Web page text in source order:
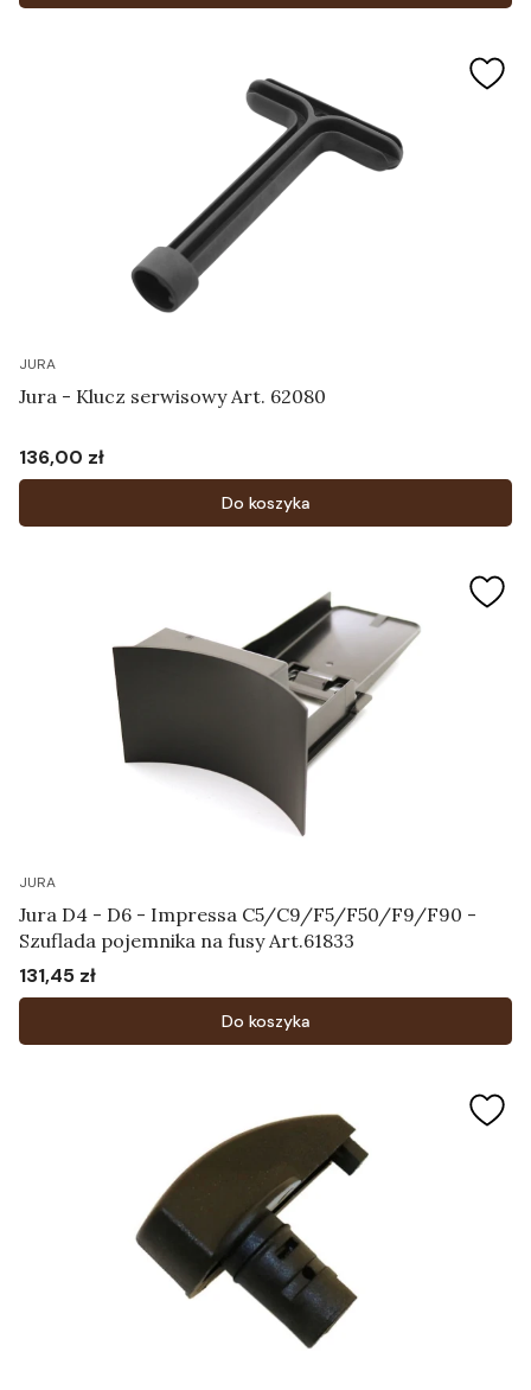
JURA
Jura - Klucz serwisowy Art. 62080
Cena
136,00 zł
Do koszyka
JURA
Jura D4 - D6 - Impressa C5/C9/F5/F50/F9/F90 -
Szuflada pojemnika na fusy Art.61833
Cena
131,45 zł
Do koszyka